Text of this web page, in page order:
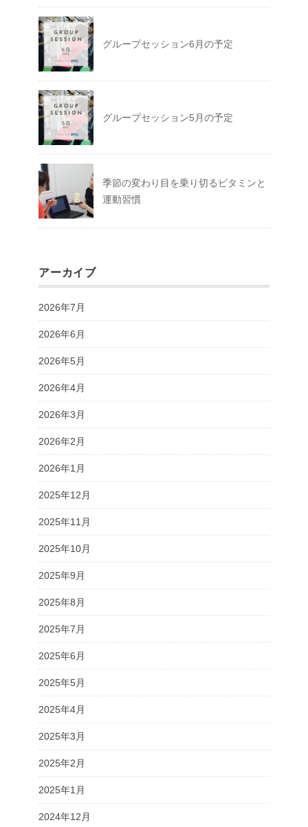
グループセッション6月の予定
グループセッション5月の予定
季節の変わり目を乗り切るビタミンと
運動習慣
アーカイブ
2026年7月
2026年6月
2026年5月
2026年4月
2026年3月
2026年2月
2026年1月
2025年12月
2025年11月
2025年10月
2025年9月
2025年8月
2025年7月
2025年6月
2025年5月
2025年4月
2025年3月
2025年2月
2025年1月
2024年12月